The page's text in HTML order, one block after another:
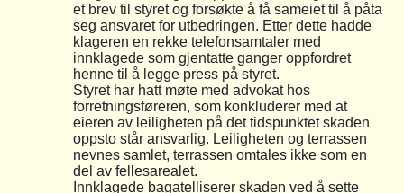
et brev til styret og forsøkte å få sameiet til å påta
seg ansvaret for utbedringen. Etter dette hadde
klageren en rekke telefonsamtaler med
innklagede som gjentatte ganger oppfordret
henne til å legge press på styret.
Styret har hatt møte med advokat hos
forretningsføreren, som konkluderer med at
eieren av leiligheten på det tidspunktet skaden
oppsto står ansvarlig. Leiligheten og terrassen
nevnes samlet, terrassen omtales ikke som en
del av fellesarealet.
Innklagede bagatelliserer skaden ved å sette